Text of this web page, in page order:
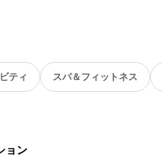
ティ スパ＆フィットネス
ョン